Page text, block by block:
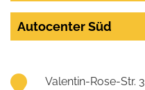
Autocenter Süd
Valentin-Rose-Str. 3